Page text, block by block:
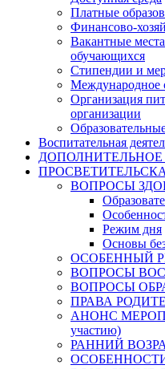
Платные
Финансово-
Вакантные
обучающихся
Стипендии и
Международное
Организация
организации
Воспитательная
ДОПОЛНИТЕЛЬНОЕ
ВОПРОСЫ
Режим дня
Основы
ОСОБЕННЫЙ
ВОПРОСЫ
ВОПРОСЫ
ПРАВА
АНОНС
участию)
РАННИЙ